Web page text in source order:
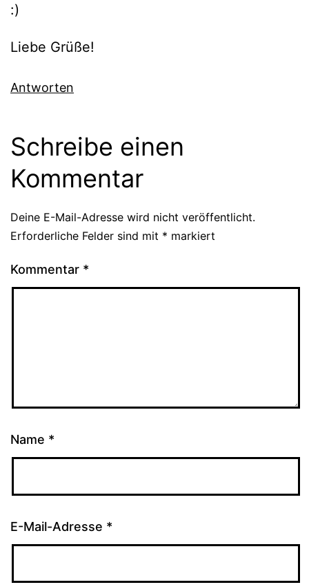
:)
Liebe Grüße!
Antworten
Schreibe einen
Kommentar
Deine E-Mail-Adresse wird nicht veröffentlicht.
Erforderliche Felder sind mit * markiert
Kommentar *
Name *
E-Mail-Adresse *